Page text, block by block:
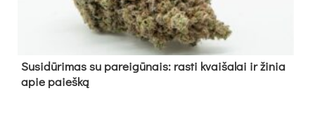
Su­si­dū­ri­mas su pa­rei­gū­nais: ras­ti kvai­ša­lai ir ži­nia
apie paieš­ką